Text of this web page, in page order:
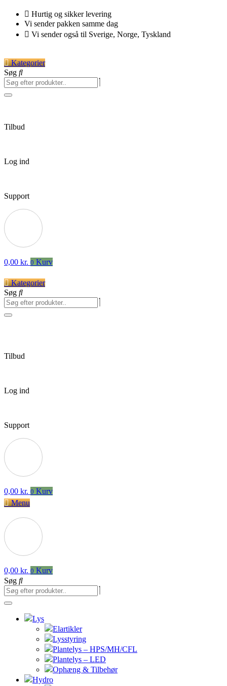
Videre
indhold
Hurtig og sikker levering
Vi sender pakken samme dag
Vi sender også til Sverige, Norge, Tyskland
Kategorier
Søg
Tilbud
Log ind
Support
0,00 kr. 0 Kurv
Kategorier
Søg
Tilbud
Log ind
Support
0,00 kr. 0 Kurv
Menu
0,00 kr. 0 Kurv
Søg
Lys
Elartikler
Lysstyring
Plantelys – HPS/MH/CFL
Plantelys – LED
Ophæng & Tilbehør
Hydro